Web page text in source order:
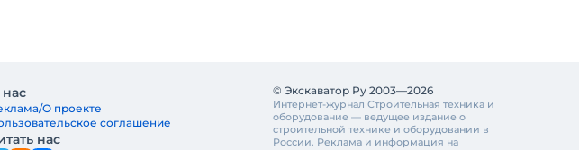
О проекте
соглашение
нас
© Экскаватор Ру 2003—2026
Интернет-журнал Строительная техника и
оборудование — ведущее издание о
строительной технике и оборудовании в
России. Реклама и информация на